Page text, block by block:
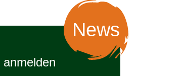
News
anmelden